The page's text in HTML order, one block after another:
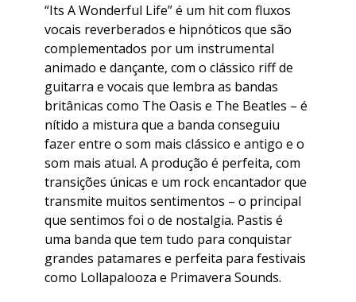
“Its A Wonderful Life” é um hit com fluxos
vocais reverberados e hipnóticos que são
complementados por um instrumental
animado e dançante, com o clássico riff de
guitarra e vocais que lembra as bandas
britânicas como The Oasis e The Beatles – é
nítido a mistura que a banda conseguiu
fazer entre o som mais clássico e antigo e o
som mais atual. A produção é perfeita, com
transições únicas e um rock encantador que
transmite muitos sentimentos – o principal
que sentimos foi o de nostalgia. Pastis é
uma banda que tem tudo para conquistar
grandes patamares e perfeita para festivais
como Lollapalooza e Primavera Sounds.